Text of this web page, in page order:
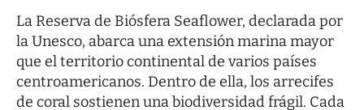
La Reserva de Biósfera Seaflower, declarada por
la Unesco, abarca una extensión marina mayor
que el territorio continental de varios países
centroamericanos. Dentro de ella, los arrecifes
de coral sostienen una biodiversidad frágil. Cada